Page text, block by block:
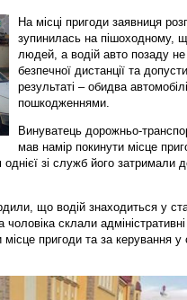
На місці пригоди заявниця
зупинилась на пішоходному,
людей, а водій авто позаду
безпечної дистанції та
результаті – обидва
пошкодженнями.
Винуватець дорожньо-
мав намір покинути місце
зі служб його затримали
що водій знаходиться у
склали
пригоди та за керування у